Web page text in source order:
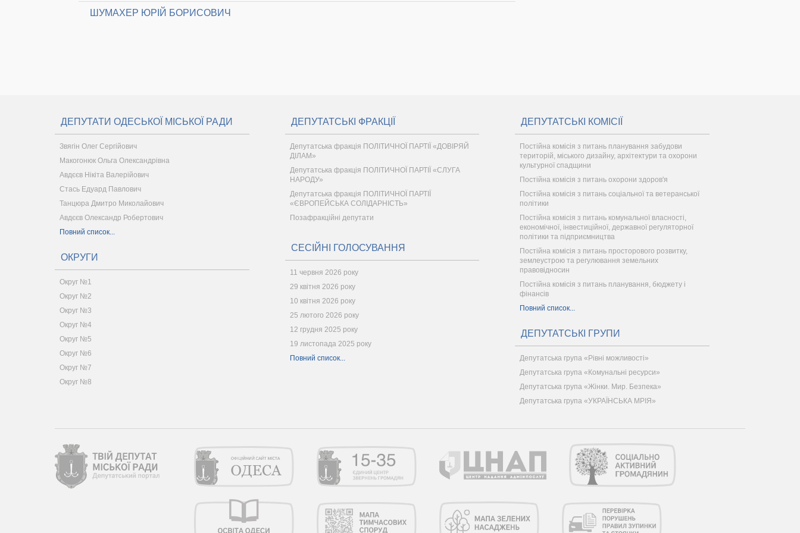
ШУМАХЕР ЮРІЙ БОРИСОВИЧ
ДЕПУТАТИ ОДЕСЬКОЇ МІСЬКОЇ РАДИ
Звягін Олег Сергійович
Макогонюк Ольга Олександрівна
Авдєєв Нікіта Валерійович
Стась Едуард Павлович
Танцюра Дмитро Миколайович
Авдєєв Олександр Робертович
Повний список...
ОКРУГИ
Округ №1
Округ №2
Округ №3
Округ №4
Округ №5
Округ №6
Округ №7
Округ №8
ДЕПУТАТСЬКІ ФРАКЦІЇ
Депутатська фракція ПОЛІТИЧНОЇ ПАРТІЇ «ДОВІРЯЙ
ДІЛАМ»
Депутатська фракція ПОЛІТИЧНОЇ ПАРТІЇ «СЛУГА
НАРОДУ»
Депутатська фракція ПОЛІТИЧНОЇ ПАРТІЇ
«ЄВРОПЕЙСЬКА СОЛІДАРНІСТЬ»
Позафракційні депутати
СЕСІЙНІ ГОЛОСУВАННЯ
11 червня 2026 року
29 квітня 2026 року
10 квітня 2026 року
25 лютого 2026 року
12 грудня 2025 року
19 листопада 2025 року
Повний список...
ДЕПУТАТСЬКІ КОМІСІЇ
Постійна комісія з питань планування забудови
територій, міського дизайну, архітектури та охорони
культурної спадщини
Постійна комісія з питань охорони здоров'я
Постійна комісія з питань соціальної та ветеранської
політики
Постійна комісія з питань комунальної власності,
економічної, інвестиційної, державної регуляторної
політики та підприємництва
Постійна комісія з питань просторового розвитку,
землеустрою та регулювання земельних
правовідносин
Постійна комісія з питань планування, бюджету і
фінансів
Повний список...
ДЕПУТАТСЬКІ ГРУПИ
Депутатська група «Рівні можливості»
Депутатська група «Комунальні ресурси»
Депутатська група «Жінки. Мир. Безпека»
Депутатська група «УКРАЇНСЬКА МРІЯ»